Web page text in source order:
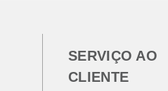
SERVIÇO AO
CLIENTE